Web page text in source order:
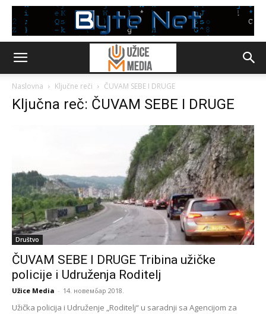
Naslovna Ključne reči ČUVAM SEBE I DRUGE
Ključna reč: ČUVAM SEBE I DRUGE
Društvo
ČUVAM SEBE I DRUGE Tribina užičke
policije i Udruženja Roditelj
Užice Media - 14. новембар 2018.
Užička policija i Udruženje „Roditelj“ u saradnji sa Agencijom za